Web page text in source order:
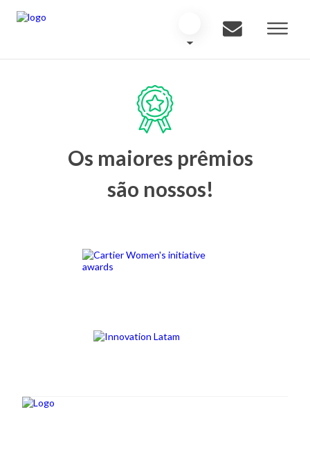
Os maiores prêmios
são nossos!